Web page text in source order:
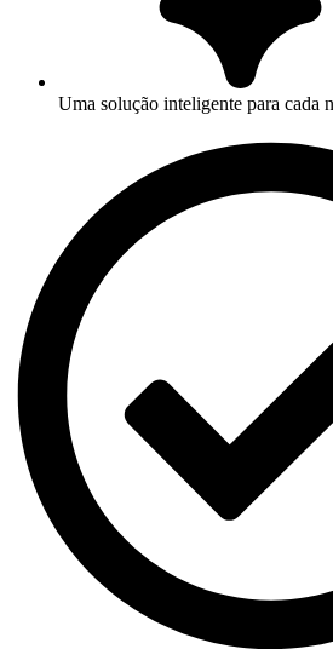
Uma solução inteligente para cada